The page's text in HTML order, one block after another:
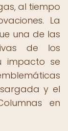
al tiempo
La
una de las
de los
impacto se
y el
en